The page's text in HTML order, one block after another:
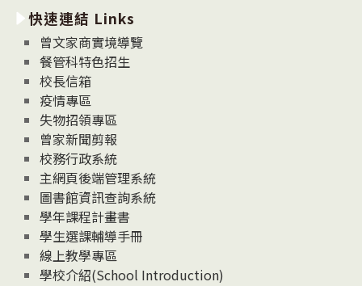
消
息
News
快速連結 Links
曾文家商實境導覽
餐管科特色招生
校長信箱
疫情專區
失物招領專區
曾家新聞剪報
校務行政系統
主網頁後端管理系統
圖書館資訊查詢系統
學年課程計畫書
學生選課輔導手冊
線上教學專區
學校介紹(School Introduction)